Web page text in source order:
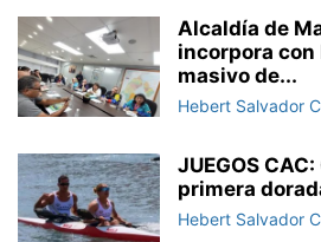
Alcaldía de
incorpora con
masivo de...
Hebert Salvador
JUEGOS
primera
Hebert Salvador